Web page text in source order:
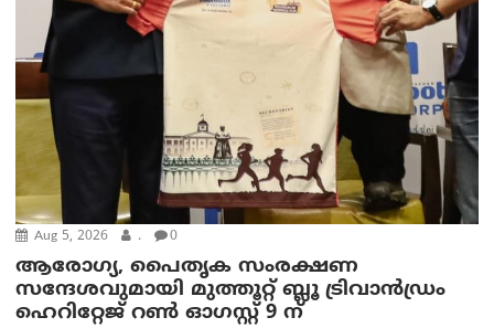
Aug 5, 2026 . 0
ആരോഗ്യ, പൈതൃക സംരക്ഷണ
സന്ദേശവുമായി മുത്തൂറ്റ് ബ്ലൂ ട്രിവാൻഡ്രം
ഹെറിറ്റേജ് റൺ ഓഗസ്റ്റ് 9 ന്